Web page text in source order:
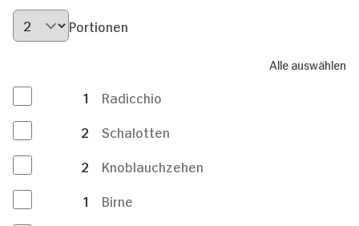
Portionen
Alle auswählen
1
Radicchio
2
Schalotten
2
Knoblauchzehen
1
Birne